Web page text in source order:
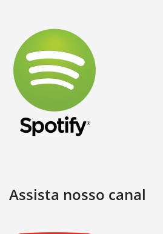
Assista nosso canal